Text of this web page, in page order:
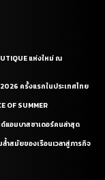
แห่งใหม่ ณ
2026 ครั้งแรกในประเทศไทย
OF SUMMER
แอมบาสซาเดอร์คนล่าสุด
ล้ำสมัยของเรือนเวลาสู่ภารกิจ